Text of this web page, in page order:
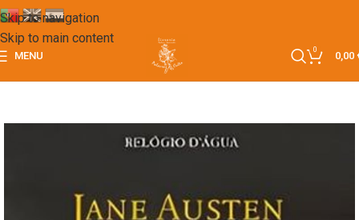
Skip to navigation
Skip to main content
MENU
0
0,00